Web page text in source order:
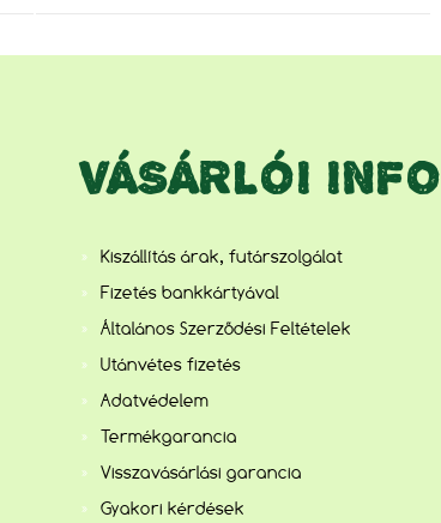
VÁSÁRLÓI INFO
Kiszállítás árak, futárszolgálat
Fizetés bankkártyával
Általános Szerződési Feltételek
Utánvétes fizetés
Adatvédelem
Termékgarancia
Visszavásárlási garancia
Gyakori kérdések